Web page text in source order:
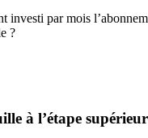
investi par mois
?
à l’étape